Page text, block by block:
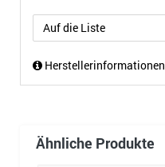
Auf die Liste
Herstellerinformationen
Ähnliche Produkte